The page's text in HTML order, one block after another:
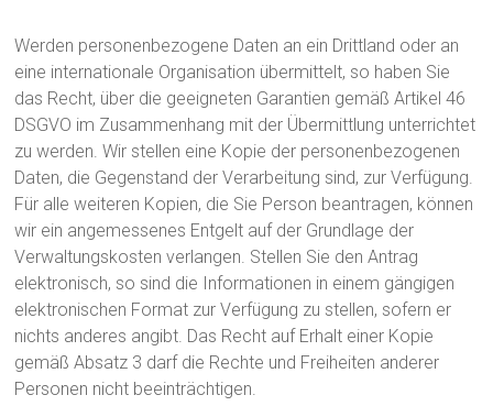
Werden personenbezogene Daten an ein Drittland oder an
eine internationale Organisation übermittelt, so haben Sie
das Recht, über die geeigneten Garantien gemäß Artikel 46
DSGVO im Zusammenhang mit der Übermittlung unterrichtet
zu werden. Wir stellen eine Kopie der personenbezogenen
Daten, die Gegenstand der Verarbeitung sind, zur Verfügung.
Für alle weiteren Kopien, die Sie Person beantragen, können
wir ein angemessenes Entgelt auf der Grundlage der
Verwaltungskosten verlangen. Stellen Sie den Antrag
elektronisch, so sind die Informationen in einem gängigen
elektronischen Format zur Verfügung zu stellen, sofern er
nichts anderes angibt. Das Recht auf Erhalt einer Kopie
gemäß Absatz 3 darf die Rechte und Freiheiten anderer
Personen nicht beeinträchtigen.